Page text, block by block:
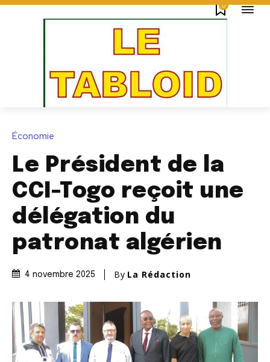
0
Économie
Le Président de la
CCI-Togo reçoit une
délégation du
patronat algérien
4 novembre 2025 By La Rédaction